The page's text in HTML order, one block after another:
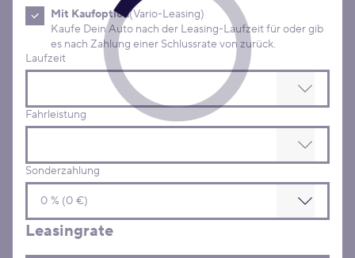
Mit Kaufoption(Vario-Leasing)
Kaufe Dein Auto nach der Leasing-Laufzeit für oder gib
es nach Zahlung einer Schlussrate von zurück.
Laufzeit
Fahrleistung
Sonderzahlung
Leasingrate